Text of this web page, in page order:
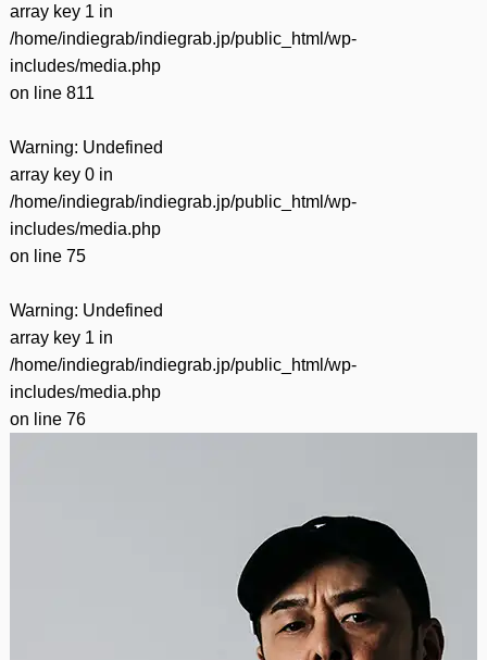
array key 1 in
/home/indiegrab/indiegrab.jp/public_html/wp-
includes/media.php
on line 811
Warning: Undefined
array key 0 in
/home/indiegrab/indiegrab.jp/public_html/wp-
includes/media.php
on line 75
Warning: Undefined
array key 1 in
/home/indiegrab/indiegrab.jp/public_html/wp-
includes/media.php
on line 76